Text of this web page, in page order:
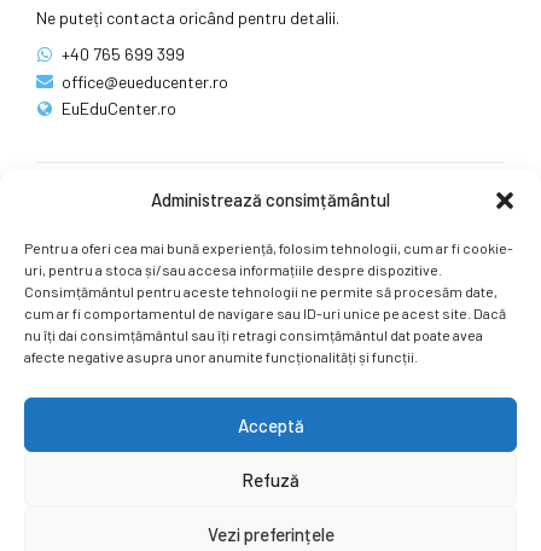
Administrează consimțământul
Pentru a oferi cea mai bună experiență, folosim tehnologii, cum ar fi cookie-
uri, pentru a stoca și/sau accesa informațiile despre dispozitive.
Consimțământul pentru aceste tehnologii ne permite să procesăm date,
cum ar fi comportamentul de navigare sau ID-uri unice pe acest site. Dacă
nu îți dai consimțământul sau îți retragi consimțământul dat poate avea
afecte negative asupra unor anumite funcționalități și funcții.
Acceptă
Refuză
Vezi preferințele
Ne puteți contacta oricând pentru detalii.
+40 765 699 399
office@eueducenter.ro
EuEduCenter.ro
Ne puteți găsi și pe rețelele sociale.